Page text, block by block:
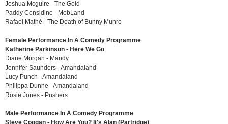
Joshua Mcguire - The Gold
Paddy Considine - MobLand
Rafael Mathé - The Death of Bunny Munro
Female Performance In A Comedy Programme
Katherine Parkinson - Here We Go
Diane Morgan - Mandy
Jennifer Saunders - Amandaland
Lucy Punch - Amandaland
Philippa Dunne - Amandaland
Rosie Jones - Pushers
Male Performance In A Comedy Programme
Steve Coogan - How Are You? It's Alan (Partridge)